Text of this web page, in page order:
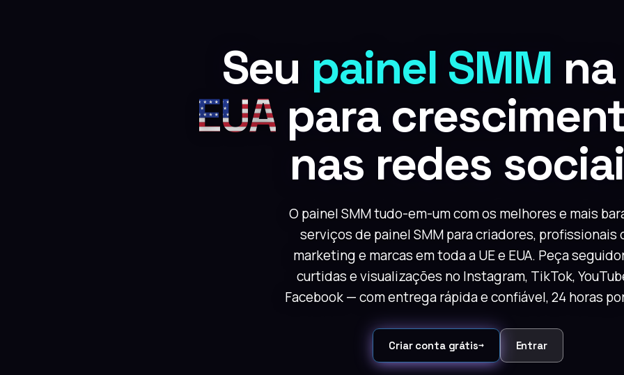
Seu painel SMM na
EUApara
nas redes
O painel SMM tudo-em-um com os melhores e mais
serviços de painel SMM para criadores, profissionais
marketing e marcas em toda a UE e EUA. Peça
curtidas e visualizações no Instagram, TikTok,
Facebook — com entrega rápida e confiável, 24 horas
Criar conta grátis→ Entrar